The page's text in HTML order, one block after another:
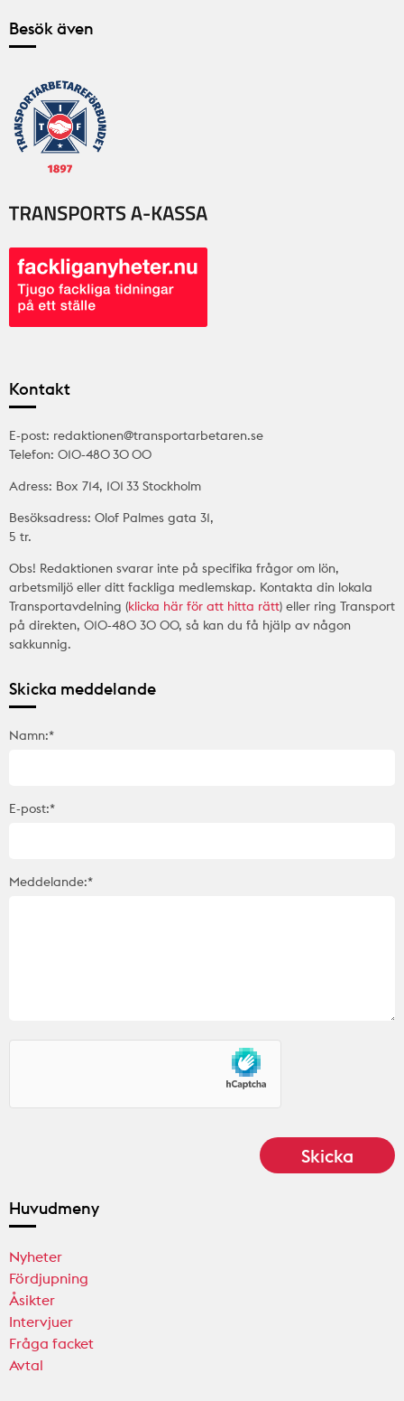
Besök även
Kontakt
E-post: redaktionen@transportarbetaren.se
Telefon: 010-480 30 00
Adress: Box 714, 101 33 Stockholm
Besöksadress: Olof Palmes gata 31,
5 tr.
Obs! Redaktionen svarar inte på specifika frågor om lön,
arbetsmiljö eller ditt fackliga medlemskap. Kontakta din lokala
Transportavdelning (klicka här för att hitta rätt) eller ring Transport
på direkten, 010-480 30 00, så kan du få hjälp av någon
sakkunnig.
Skicka meddelande
Namn:*
E-post:*
Meddelande:*
Huvudmeny
Nyheter
Fördjupning
Åsikter
Intervjuer
Fråga facket
Avtal